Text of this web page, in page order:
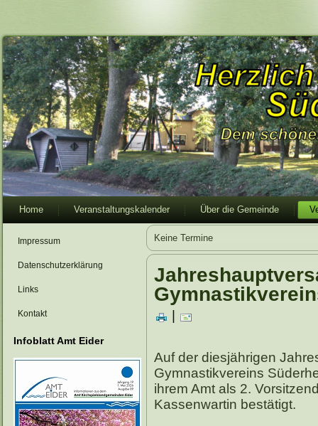
Home Veranstaltungskalender Über die Gemeinde
Impressum
Datenschutzerklärung
Links
Kontakt
Infoblatt Amt Eider
Keine Termine
Auf der diesjährigen
Gymnastikvereins
ihrem Amt als 2.
Kassenwartin bestätigt.